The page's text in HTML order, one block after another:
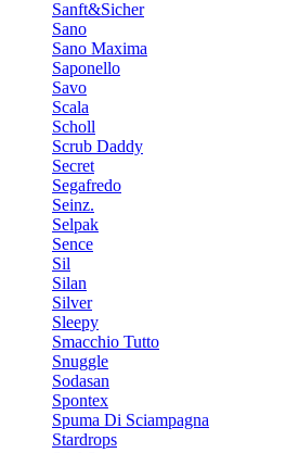
Sanft&Sicher
Sano
Sano Maxima
Saponello
Savo
Scala
Scholl
Scrub Daddy
Secret
Segafredo
Seinz.
Selpak
Sence
Sil
Silan
Silver
Sleepy
Smacchio Tutto
Snuggle
Sodasan
Spontex
Spuma Di Sciampagna
Stardrops